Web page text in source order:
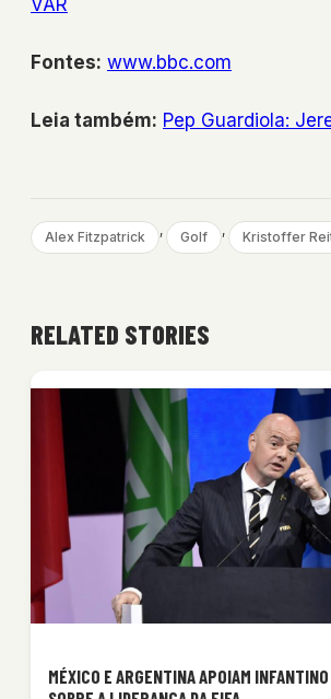
VAR
Fontes: www.bbc.com
Leia também: Pep Guardiola:
Alex Fitzpatrick , Golf , Kristoffer
RELATED STORIES
MÉXICO E ARGENTINA APOIAM